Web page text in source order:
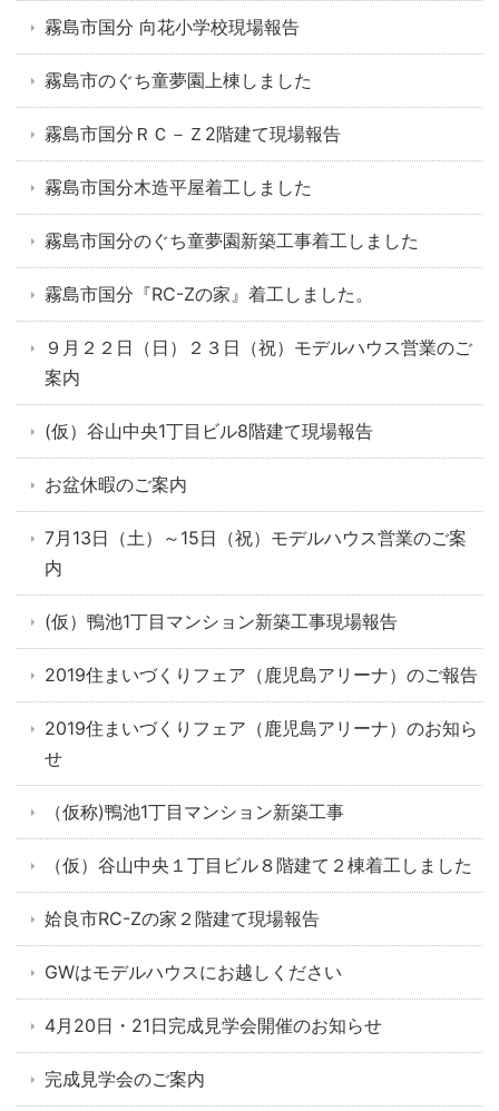
霧島市国分 向花小学校現場報告
霧島市のぐち童夢園上棟しました
霧島市国分ＲＣ－Ｚ2階建て現場報告
霧島市国分木造平屋着工しました
霧島市国分のぐち童夢園新築工事着工しました
霧島市国分『RC-Zの家』着工しました。
９月２２日（日）２３日（祝）モデルハウス営業のご
案内
(仮）谷山中央1丁目ビル8階建て現場報告
お盆休暇のご案内
7月13日（土）～15日（祝）モデルハウス営業のご案
内
(仮）鴨池1丁目マンション新築工事現場報告
2019住まいづくりフェア（鹿児島アリーナ）のご報告
2019住まいづくりフェア（鹿児島アリーナ）のお知ら
せ
（仮称)鴨池1丁目マンション新築工事
（仮）谷山中央１丁目ビル８階建て２棟着工しました
姶良市RC-Zの家２階建て現場報告
GWはモデルハウスにお越しください
4月20日・21日完成見学会開催のお知らせ
完成見学会のご案内